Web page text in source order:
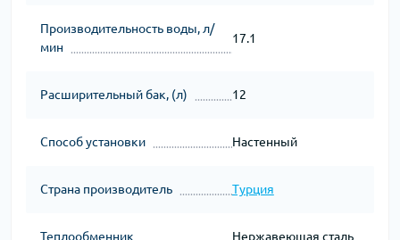
Производительность воды, л/
мин
17.1
Расширительный бак, (л) 12
Способ установки Настенный
Страна производитель Турция
Теплообменник Нержавеющая сталь